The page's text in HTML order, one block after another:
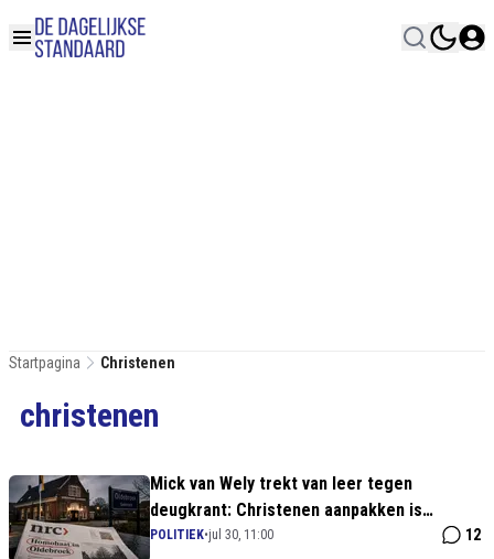
Startpagina Christenen
christenen
Mick van Wely trekt van leer tegen
deugkrant: Christenen aanpakken is
makkelijk, gevaar op straat wordt
POLITIEK•jul 30, 11:00 12